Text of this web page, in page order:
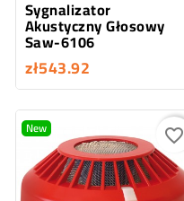
Sygnalizator
Akustyczny Głosowy
Saw-6106
zł543.92
New favorite_border